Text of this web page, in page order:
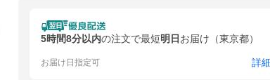
5時間8分以内の注文で最短明日 お届け（東京都）
お届け日指定可 詳